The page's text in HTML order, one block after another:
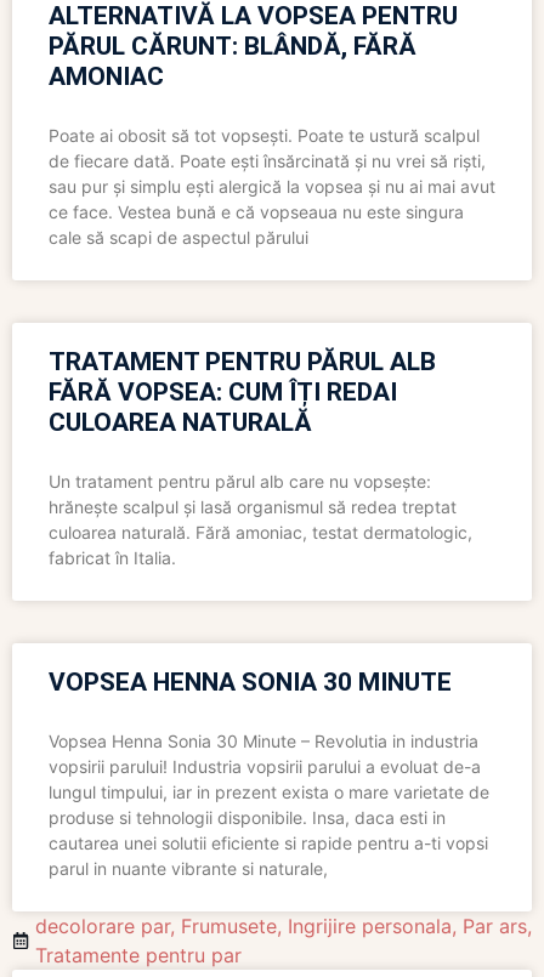
ALTERNATIVĂ LA VOPSEA PENTRU
PĂRUL CĂRUNT: BLÂNDĂ, FĂRĂ
AMONIAC
Poate ai obosit să tot vopsești. Poate te ustură scalpul
de fiecare dată. Poate ești însărcinată și nu vrei să riști,
sau pur și simplu ești alergică la vopsea și nu ai mai avut
ce face. Vestea bună e că vopseaua nu este singura
cale să scapi de aspectul părului
TRATAMENT PENTRU PĂRUL ALB
FĂRĂ VOPSEA: CUM ÎȚI REDAI
CULOAREA NATURALĂ
Un tratament pentru părul alb care nu vopsește:
hrănește scalpul și lasă organismul să redea treptat
culoarea naturală. Fără amoniac, testat dermatologic,
fabricat în Italia.
VOPSEA HENNA SONIA 30 MINUTE
Vopsea Henna Sonia 30 Minute – Revolutia in industria
vopsirii parului! Industria vopsirii parului a evoluat de-a
lungul timpului, iar in prezent exista o mare varietate de
produse si tehnologii disponibile. Insa, daca esti in
cautarea unei solutii eficiente si rapide pentru a-ti vopsi
parul in nuante vibrante si naturale,
decolorare par, Frumusete, Ingrijire personala, Par ars,
Tratamente pentru par